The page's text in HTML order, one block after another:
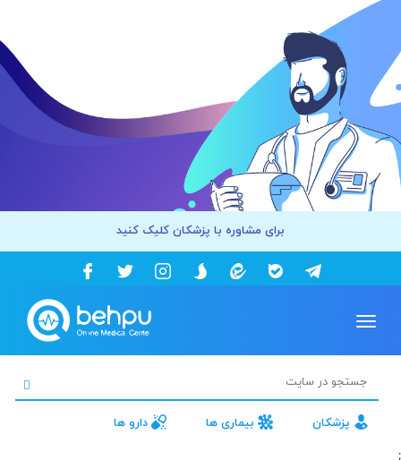
برای مشاوره با پزشکان کلیک کنید
Toggle
پزشکان بیماری ها دارو ها
;